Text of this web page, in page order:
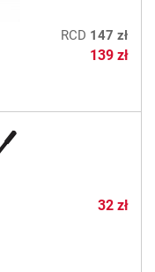
RCD 147 zł
139 zł
32 zł